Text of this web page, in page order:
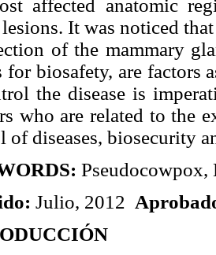
affected anatomic
It was noticed
of the mammary
for biosafety, are factors
the disease is
who are related to the
of diseases, biosecurity
Pseudocowpox,
Julio, 2012